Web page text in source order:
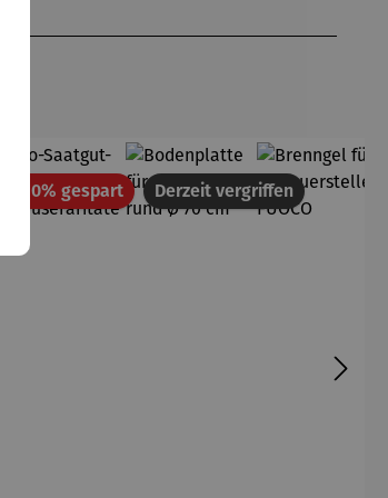
Rabatt10% gespartRabattDerzeit vergriffen